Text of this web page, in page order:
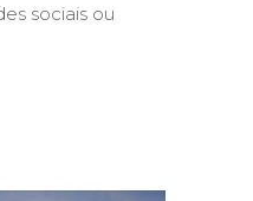
sociais ou